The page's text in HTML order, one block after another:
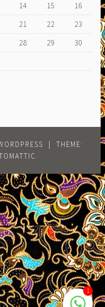
14 15
16
21 22
23
28 29
30
|
THEME:
1